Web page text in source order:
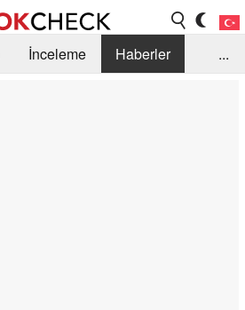
İnceleme
Haberler
...